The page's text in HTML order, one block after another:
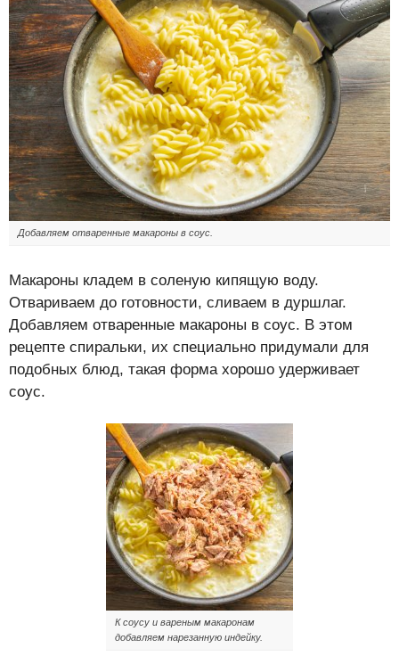
Добавляем отваренные макароны в соус.
Макароны кладем в соленую кипящую воду.
Отвариваем до готовности, сливаем в дуршлаг.
Добавляем отваренные макароны в соус. В этом
рецепте спиральки, их специально придумали для
подобных блюд, такая форма хорошо удерживает
соус.
К соусу и вареным макаронам
добавляем нарезанную индейку.